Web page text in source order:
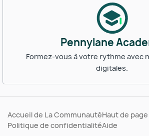
Pennylane
Formez-vous à votre rythme avec
digitales.
Accueil de La CommunautéHaut de page
Politique de confidentialitéAide